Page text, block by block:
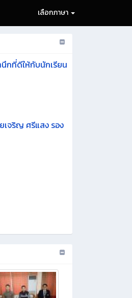
เลือกภาษา
กที่ดีให้กับนักเรียน
เจริญ ศรีแสง รอง